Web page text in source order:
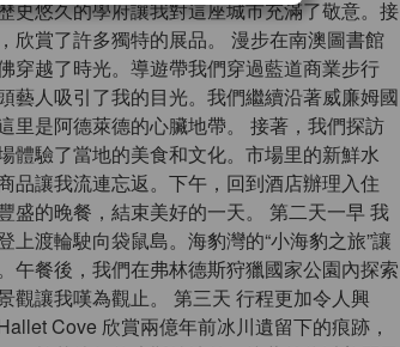
史悠久的學府讓我對這座城市充滿了敬意。接
欣賞了許多獨特的展品。 漫步在南澳圖書館
穿越了時光。導遊帶我們穿過藍道商業步行
藝人吸引了我的目光。我們繼續沿著威廉姆國
里是阿德萊德的心臟地帶。 接著，我們探訪
體驗了當地的美食和文化。市場里的新鮮水
品讓我流連忘返。下午，回到酒店辦理入住
盛的晚餐，結束美好的一天。 第二天一早 我
渡輪駛向袋鼠島。海豹灣的“小海豹之旅”讓
午餐後，我們在弗林德斯狩獵國家公園內探索
觀讓我嘆為觀止。 第三天 行程更加令人興
Cove 欣賞兩億年前冰川遺留下的痕跡，